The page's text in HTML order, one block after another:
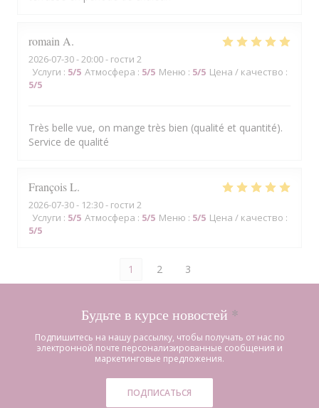
romain A
2026-07-30- 20:00 - гости 2
Услуги : 5/5 Атмосфера : 5/5 Меню : 5/5 Цена / качество :
5/5
Très belle vue, on mange très bien (qualité et quantité).
Service de qualité
FrançoisL
2026-07-30- 12:30 - гости 2
Услуги : 5/5 Атмосфера : 5/5 Меню : 5/5 Цена / качество :
5/5
1 2 3
Будьте в курсе новостей *
Подпишитесь на нашу рассылку, чтобы получать от нас по
электронной почте персонализированные сообщения и
маркетинговые предложения.
ПОДПИСАТЬСЯ